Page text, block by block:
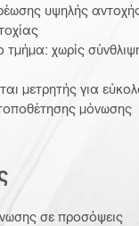
υψηλής
τμήμα: χωρίς
μετρητής για
μόνωσης
σε προσόψεις